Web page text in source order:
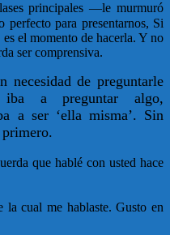
principales —le murmuró
para presentarnos, Si
el momento de hacerla. Y no
ser comprensiva.
necesidad de preguntarle
a preguntar algo,
a ser ‘ella misma’. Sin
que hablé con usted hace
la cual me hablaste. Gusto en